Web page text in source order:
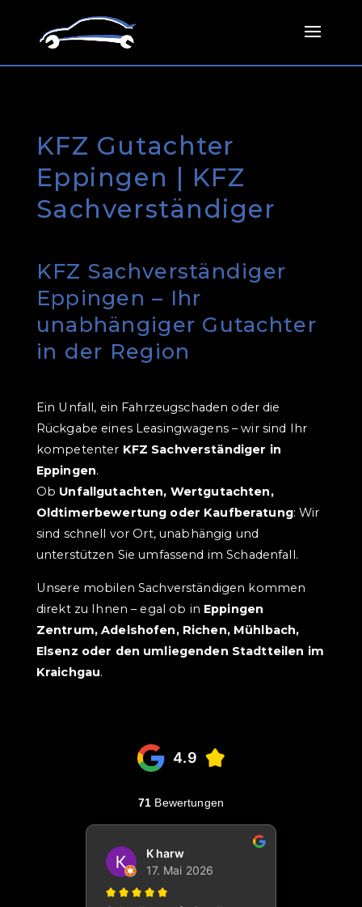
KFZ Gutachter
Eppingen | KFZ
Sachverständiger
KFZ Sachverständiger
Eppingen – Ihr
unabhängiger Gutachter
in der Region
Ein Unfall, ein Fahrzeugschaden oder die
Rückgabe eines Leasingwagens – wir sind Ihr
kompetenter KFZ Sachverständiger in
Eppingen.
Ob Unfallgutachten, Wertgutachten,
Oldtimerbewertung oder Kaufberatung: Wir
sind schnell vor Ort, unabhängig und
unterstützen Sie umfassend im Schadenfall.
Unsere mobilen Sachverständigen kommen
direkt zu Ihnen – egal ob in Eppingen
Zentrum, Adelshofen, Richen, Mühlbach,
Elsenz oder den umliegenden Stadtteilen im
Kraichgau.